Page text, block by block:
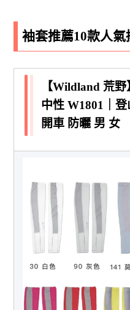
袖套推薦10款人氣
【Wildland 荒
中性 W1801｜
開車 防曬 男 女